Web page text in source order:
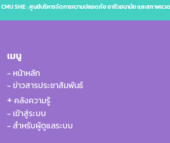
CMU SHE : ศูนย์บริหารจัดการความปลอดภัย อาชีวอนามัย และสภาพแว
เมนู
- หน้าหลัก
- ข่าวสารประชาสัมพันธ์
+ คลังความรู้
- เข้าสู่ระบบ
- สำหรับผู้ดูแลระบบ